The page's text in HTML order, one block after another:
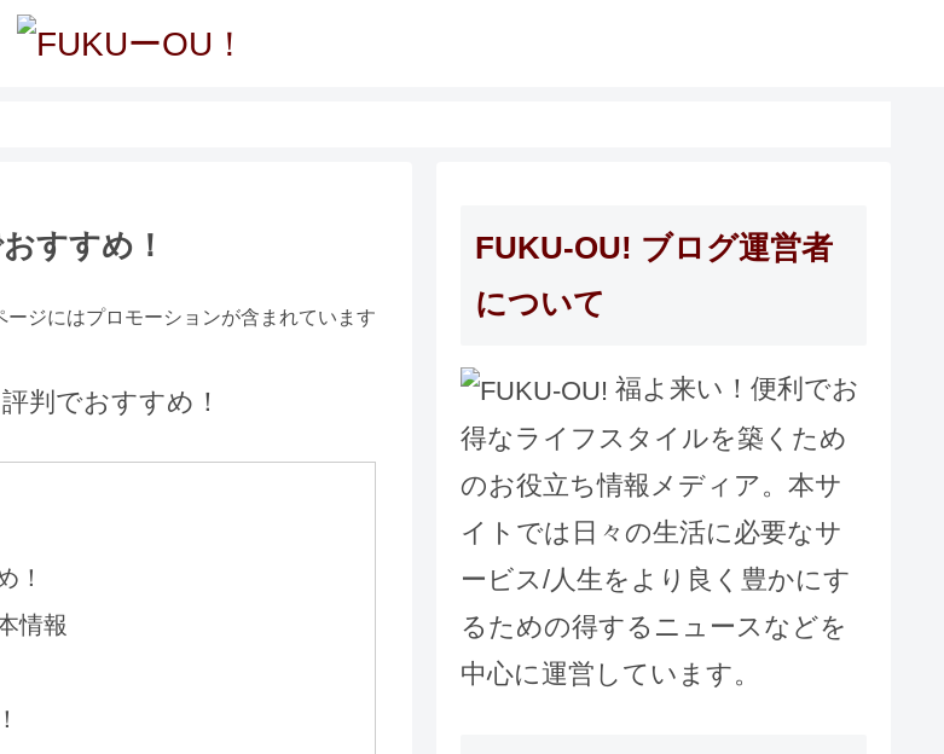
すすめ！
ージにはプロモーションが含まれています
！
情報
FUKU-OU! ブログ運営者
について
福よ来い！便利でお
得なライフスタイルを築くため
のお役立ち情報メディア。本サ
イトでは日々の生活に必要なサ
ービス/人生をより良く豊かにす
るための得するニュースなどを
中心に運営しています。